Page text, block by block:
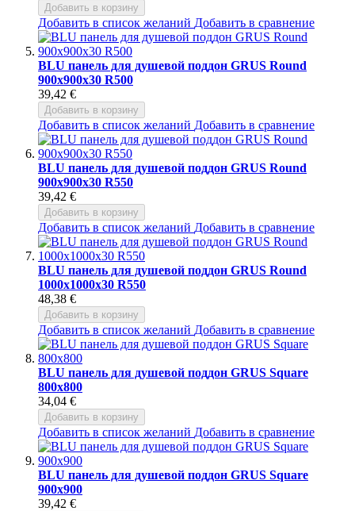
Добавить в корзину
Добавить в список желаний Добавить в сравнение
BLU панель для душевой поддон GRUS Round
900x900x30 R500
39,42 €
Добавить в корзину
Добавить в список желаний Добавить в сравнение
BLU панель для душевой поддон GRUS Round
900x900x30 R550
39,42 €
Добавить в корзину
Добавить в список желаний Добавить в сравнение
BLU панель для душевой поддон GRUS Round
1000x1000x30 R550
48,38 €
Добавить в корзину
Добавить в список желаний Добавить в сравнение
BLU панель для душевой поддон GRUS Square
800x800
34,04 €
Добавить в корзину
Добавить в список желаний Добавить в сравнение
BLU панель для душевой поддон GRUS Square
900x900
39,42 €